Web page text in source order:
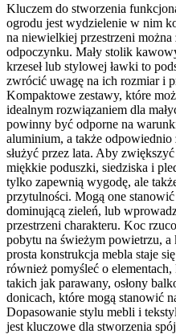
Kluczem do stworzenia
ogrodu jest wydzielenie w nim
na niewielkiej przestrzeni
odpoczynku. Mały stolik
krzeseł lub stylowej ławki to
zwrócić uwagę na ich rozmiar i
Kompaktowe zestawy, które
idealnym rozwiązaniem dla
powinny być odporne na
aluminium, a także odpowiednio
służyć przez lata. Aby
miękkie poduszki, siedziska i
tylko zapewnią wygodę, ale
przytulności. Mogą one
dominującą zieleń, lub
przestrzeni charakteru. Koc
pobytu na świeżym powietrzu,
prosta konstrukcja mebla staje
również pomyśleć o
takich jak parawany, osłony
donicach, które mogą stanowić
Dopasowanie stylu mebli i
jest kluczowe dla stworzenia